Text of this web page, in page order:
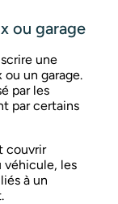
ou garage
une
un garage.
par les
par certains
couvrir
véhicule, les
à un